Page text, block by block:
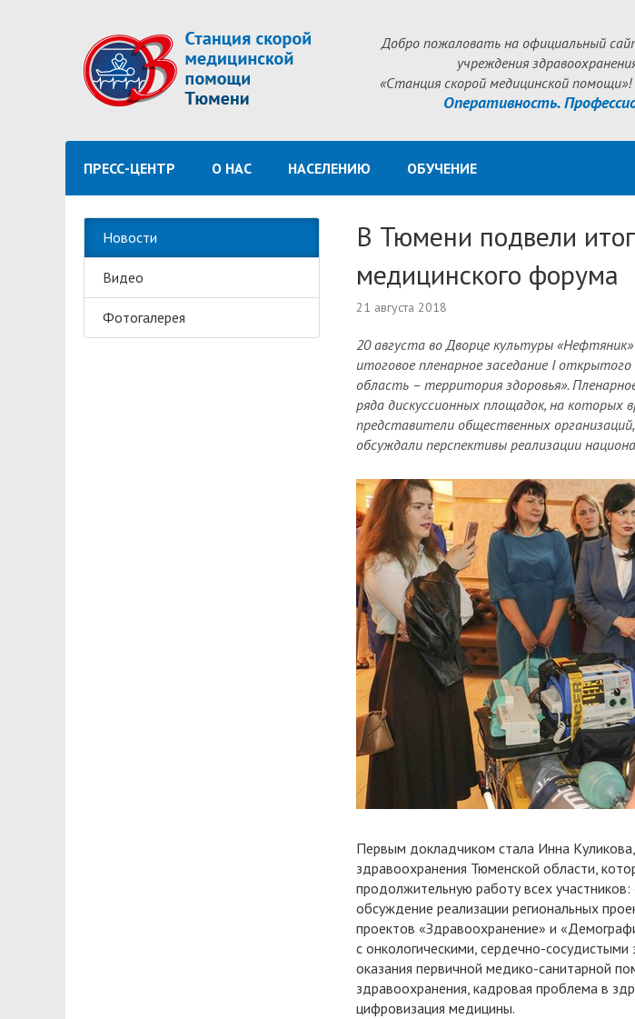
Добро пожаловать на официальный
учреждения
«Станция скорой медицинской
Оперативность.
ПРЕСС-ЦЕНТР О НАС НАСЕЛЕНИЮ ОБУЧЕНИЕ
Новости
Видео
Фотогалерея
В Тюмени подвели
медицинского форума
21 августа 2018
20 августа во Дворце культуры
итоговое пленарное заседание I
область – территория здоровья».
ряда дискуссионных площадок, на которых
представители общественных
обсуждали перспективы реализации
Первым докладчиком стала Инна
здравоохранения Тюменской области,
продолжительную работу всех
обсуждение реализации региональных
проектов «Здравоохранение» и
с онкологическими, сердечно-
оказания первичной медико-санитарной
здравоохранения, кадровая проблема в
цифровизация медицины.